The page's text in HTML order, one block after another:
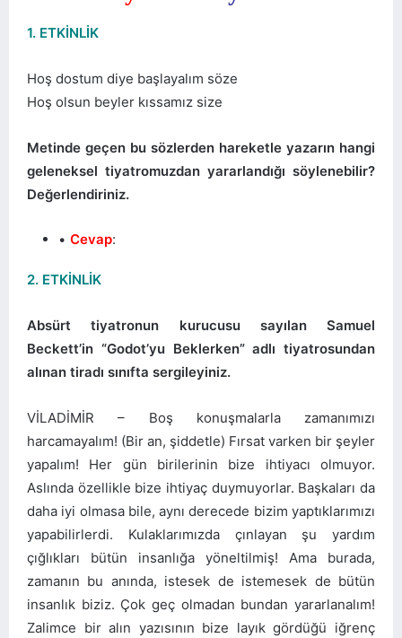
1. ETKİNLİK
Hoş dostum diye başlayalım söze
Hoş olsun beyler kıssamız size
Metinde geçen bu sözlerden hareketle yazarın hangi
geleneksel tiyatromuzdan yararlandığı söylenebilir?
Değerlendiriniz.
Cevap:
2. ETKİNLİK
Absürt tiyatronun kurucusu sayılan Samuel
Beckett’in “Godot’yu Beklerken” adlı tiyatrosundan
alınan tiradı sınıfta sergileyiniz.
VİLADİMİR – Boş konuşmalarla zamanımızı
harcamayalım! (Bir an, şiddetle) Fırsat varken bir şeyler
yapalım! Her gün birilerinin bize ihtiyacı olmuyor.
Aslında özellikle bize ihtiyaç duymuyorlar. Başkaları da
daha iyi olmasa bile, aynı derecede bizim yaptıklarımızı
yapabilirlerdi. Kulaklarımızda çınlayan şu yardım
çığlıkları bütün insanlığa yöneltilmiş! Ama burada,
zamanın bu anında, istesek de istemesek de bütün
insanlık biziz. Çok geç olmadan bundan yararlanalım!
Zalimce bir alın yazısının bize layık gördüğü iğrenç